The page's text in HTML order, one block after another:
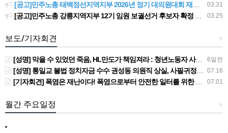
03.31
[공고]민주노총 태백정선지역지부 2026년 정기 대의원대회 재소집 건
03.25
[공고]민주노총 강릉지역지부 12기 임원 보궐선거 후보자 확정 공고
+
보도/기자회견
6일전
[성명] 막을 수 있었던 죽음, HL만도가 책임져라 : 청년노동자 사망사고의 철저한 진상규명과 재발방지 대책 마련하라
07.16
[성명] 통일교 불법 정치자금 수수 권성동 의원직 상실, 사필귀정이다
07.01
[기자회견] 폭염은 재난이다! 폭염으로부터 안전한 일터를 위한 민주노총 강원지역본부 폭염감시단 선포 기자회견
+
월간 주요일정